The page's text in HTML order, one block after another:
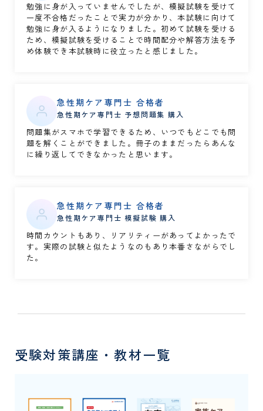
勉強に身が入っていませんでしたが、模擬試験を受けて
一度不合格だったことで実力が分かり、本試験に向けて
勉強に身が入るようになりました。初めて試験を受ける
ため、模擬試験を受けることで時間配分や解答方法を予
め体験でき本試験時に役立ったと感じました。
急性期ケア専門士 合格者
急性期ケア専門士 予想問題集 購入
問題集がスマホで学習できるため、いつでもどこでも問
題を解くことができました。冊子のままだったらあんな
に繰り返してできなかったと思います。
急性期ケア専門士 合格者
急性期ケア専門士 模擬試験 購入
時間カウントもあり、リアリティーがあってよかったで
す。実際の試験と似たようなのもあり本番さながらでし
た。
受験対策講座・教材一覧